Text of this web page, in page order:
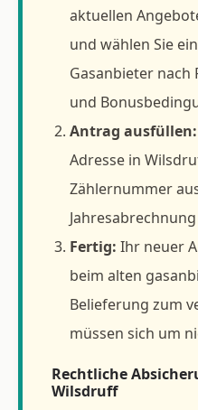
aktuellen
und wählen Sie
Gasanbieter nach
und
Antrag ausfüllen:
Adresse in
Zählernummer
Fertig: Ihr neuer
beim alten
Belieferung zum
müssen sich um
Rechtliche
Wilsdruff